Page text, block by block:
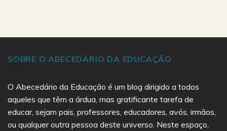
SOBRE O ABECEDÁRIO DA EDUCAÇÃO
O Abecedário da Educação é um blog dirigido a todos
aqueles que têm a árdua, mas gratificante tarefa de
educar, sejam pais, professores, educadores, avós, irmãos,
ou qualquer outra pessoa deste universo. Neste espaço,